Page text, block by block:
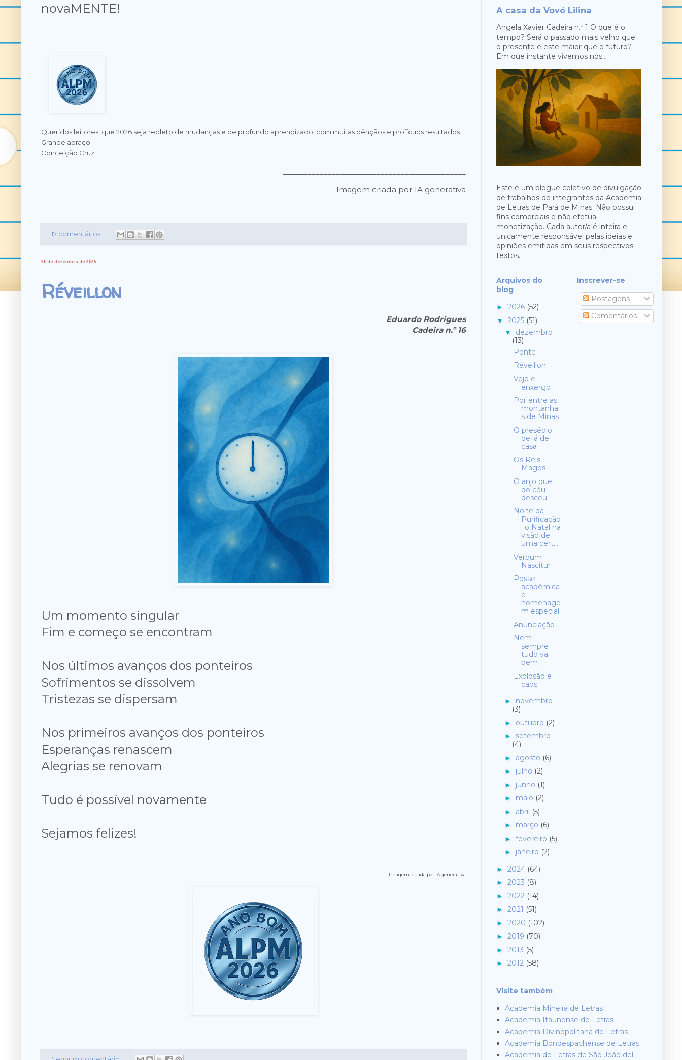
novaMENTE!
Queridos leitores, que 2026 seja repleto de mudanças e de profundo aprendizado, com muitas bênçãos e profícuos resultados.
Grande abraço.
Conceição Cruz
Imagem criada por IA generativa
17 comentários:
30 de dezembro de 2025
Réveillon
Eduardo Rodrigues
Cadeira n.º 16
Um momento singular
Fim e começo se encontram
Nos últimos avanços dos ponteiros
Sofrimentos se dissolvem
Tristezas se dispersam
Nos primeiros avanços dos ponteiros
Esperanças renascem
Alegrias se renovam
Tudo é possível novamente
Sejamos felizes!
Imagem: criada por IA generativa
A casa da Vovó Lilina
Angela Xavier Cadeira n.º 1 O que é o
tempo? Será o passado mais velho que
o presente e este maior que o futuro?
Em que instante vivemos nós...
Este é um blogue coletivo de divulgação
de trabalhos de integrantes da Academia
de Letras de Pará de Minas. Não possui
fins comerciais e não efetua
monetização. Cada autor/a é inteira e
unicamente responsável pelas ideias e
opiniões emitidas em seus respectivos
textos.
Arquivos do
blog
► 2026 (52)
▼ 2025 (51)
▼ dezembro
(13)
Ponte
Réveillon
Vejo e
enxergo
Por entre as
montanha
s de Minas
O presépio
de lá de
casa
Os Reis
Magos
O anjo que
do céu
desceu
Noite da
Purificação
: o Natal na
visão de
uma cert...
Verbum
Nascitur
Posse
acadêmica
e
homenage
m especial
Anunciação
Nem
sempre
tudo vai
bem
Explosão e
caos
► novembro
(3)
► outubro (2)
► setembro
(4)
► agosto (6)
► julho (2)
► junho (1)
► maio (2)
► abril (5)
► março (6)
►fevereiro (5)
► janeiro (2)
► 2024 (64)
► 2023 (8)
► 2022 (14)
► 2021 (51)
► 2020 (102)
► 2019 (70)
► 2013 (5)
► 2012 (58)
Inscrever-se
Postagens
Comentários
Visite também
Academia Mineira de Letras
Academia Itaunense de Letras
Academia Divinopolitana de Letras
Academia Bondespachense de Letras
Academia de Letras de São João del-